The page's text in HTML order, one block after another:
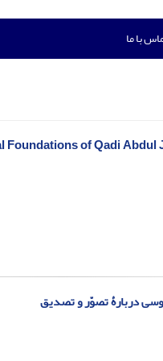
با ما
of Qadi
دربارۀ تصوّر و تصدیق